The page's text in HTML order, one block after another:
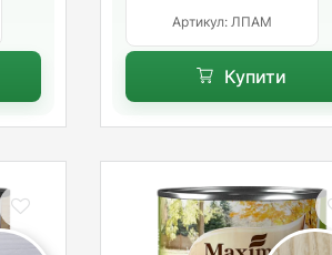
Артикул: ЛПАМ
Купити